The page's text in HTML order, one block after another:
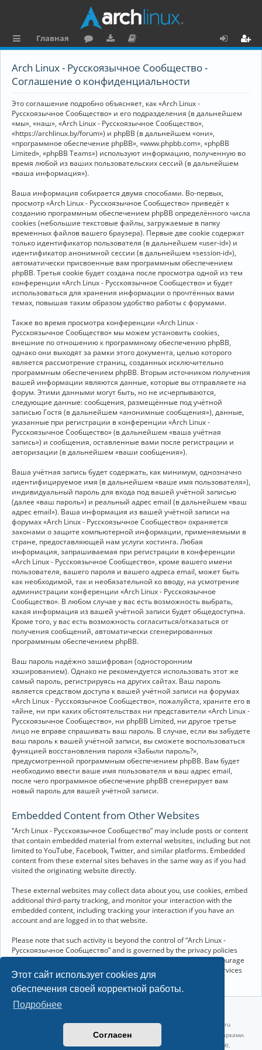
Этот сайт использует cookies для
обеспечения своей корректной работы.
Подробнее
Согласен
ы
к
и
Главная
ру
ру
и
ку
е
н
та
ц
я
Arch Linux - Русскоязычное Сообщество -
Соглашение о конфиденциальности
Это соглашение подробно объясняет, как «Arch Linux -
Русскоязычное Сообщество» и его подразделения (в дальнейшем
«мы», «наш», «Arch Linux - Русскоязычное Сообщество»,
«https://archlinux.by/forum») и phpBB (в дальнейшем «они»,
«программное обеспечение phpBB», «www.phpbb.com», «phpBB
Limited», «phpBB Teams») используют информацию, полученную во
время любой из ваших пользовательских сессий (в дальнейшем
«ваша информация»).
Ваша информация собирается двумя способами. Во-первых,
просмотр «Arch Linux - Русскоязычное Сообщество» приведёт к
созданию программным обеспечением phpBB определённого числа
cookies (небольшие текстовые файлы, загружаемые в папку
временных файлов вашего браузера). Первые две cookie содержат
только идентификатор пользователя (в дальнейшем «user-id») и
идентификатор анонимной сессии (в дальнейшем «session-id»),
автоматически присвоенные вам программным обеспечением
phpBB. Третья cookie будет создана после просмотра одной из тем
конференции «Arch Linux - Русскоязычное Сообщество» и будет
использоваться для хранения информации о прочтённых вами
темах, повышая таким образом удобство работы с форумами.
Также во время просмотра конференции «Arch Linux -
Русскоязычное Сообщество» мы можем установить cookies,
внешние по отношению к программному обеспечению phpBB,
однако они выходят за рамки этого документа, целью которого
является рассмотрение страниц, созданных исключительно
программным обеспечением phpBB. Вторым источником получения
вашей информации являются данные, которые вы отправляете на
форум. Этими данными могут быть, но не исчерпываются,
следующие данные: сообщения, размещённые под учётной
записью Гостя (в дальнейшем «анонимные сообщения»), данные,
указанные при регистрации в конференции «Arch Linux -
Русскоязычное Сообщество» (в дальнейшем «ваша учётная
запись») и сообщения, оставленные вами после регистрации и
авторизации (в дальнейшем «ваши сообщения»).
Ваша учётная запись будет содержать, как минимум, однозначно
идентифицируемое имя (в дальнейшем «ваше имя пользователя»),
индивидуальный пароль для входа под вашей учётной записью
(далее «ваш пароль») и реальный адрес email (в дальнейшем «ваш
адрес email»). Ваша информация из вашей учётной записи на
форумах «Arch Linux - Русскоязычное Сообщество» охраняется
законами о защите компьютерной информации, применяемыми в
стране, предоставляющей нам услуги хостинга. Любая
информация, запрашиваемая при регистрации в конференции
«Arch Linux - Русскоязычное Сообщество», кроме вашего имени
пользователя, вашего пароля и вашего адреса email, может быть
как необходимой, так и необязательной ко вводу, на усмотрение
администрации конференции «Arch Linux - Русскоязычное
Сообщество». В любом случае у вас есть возможность выбрать,
какая информация из вашей учётной записи будет общедоступна.
Кроме того, у вас есть возможность согласиться/отказаться от
получения сообщений, автоматически сгенерированных
программным обеспечением phpBB.
Ваш пароль надёжно зашифрован (односторонним
хэшированием). Однако не рекомендуется использовать этот же
самый пароль, регистрируясь на других сайтах. Ваш пароль
является средством доступа к вашей учётной записи на форумах
«Arch Linux - Русскоязычное Сообщество», пожалуйста, храните его в
тайне, ни при каких обстоятельствах ни представители «Arch Linux -
Русскоязычное Сообщество», ни phpBB Limited, ни другое третье
лицо не вправе спрашивать ваш пароль. В случае, если вы забудете
ваш пароль к вашей учётной записи, вы сможете воспользоваться
функцией восстановления пароля «Забыли пароль?»,
предусмотренной программным обеспечением phpBB. Вам будет
необходимо ввести ваше имя пользователя и ваш адрес email,
после чего программное обеспечение phpBB сгенерирует вам
новый пароль для вашей учётной записи.
Embedded Content from Other Websites
“Arch Linux - Русскоязычное Сообщество” may include posts or content
that contain embedded material from external websites, including but not
limited to YouTube, Facebook, Twitter, and similar platforms. Embedded
content from these external sites behaves in the same way as if you had
visited the originating website directly.
These external websites may collect data about you, use cookies, embed
additional third-party tracking, and monitor your interaction with the
embedded content, including tracking your interaction if you have an
account and are logged in to that website.
Please note that such activity is beyond the control of “Arch Linux -
Русскоязычное Сообщество” and is governed by the privacy policies
and terms of service of the respective external websites. We encourage
you to review the privacy and cookie policies of any third-party services
you interact with through embedded content.
Linux 6.18.40-1-lts x86_64 GNU/Linux 2026-07-26 08:48:12 |
vps reg.ru
Название и логотип Arch Linux ™ являются признанными торговыми марками.
Linux ® — зарегистрированная торговая марка Linus Torvalds и LMI.